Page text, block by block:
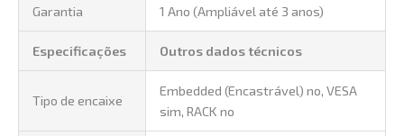
Garantia 1 Ano (Ampliável até 3 anos)
Especificações Outros dados técnicos
Tipo de encaixe
Embedded (Encastrável) no, VESA
sim, RACK no